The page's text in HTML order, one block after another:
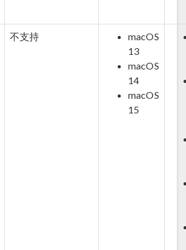
不支持
macOS
13
macOS
14
macOS
15